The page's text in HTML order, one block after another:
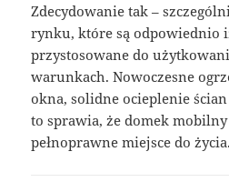
Zdecydowanie tak –
rynku, które są odpowiednio
przystosowane do
warunkach. Nowoczesne
okna, solidne ocieplenie
to sprawia, że domek mobilny
pełnoprawne miejsce do życia.